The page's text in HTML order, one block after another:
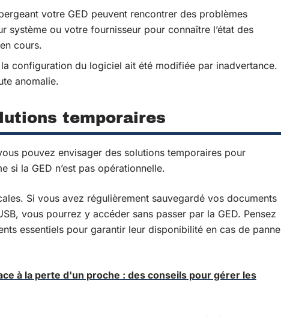
votre GED peuvent rencontrer des problèmes
système ou votre fournisseur pour connaître l’état des
cours.
configuration du logiciel ait été modifiée par inadvertance.
anomalie.
temporaires
pouvez envisager des solutions temporaires pour
si la GED n’est pas opérationnelle.
Si vous avez régulièrement sauvegardé vos documents
vous pourrez y accéder sans passer par la GED. Pensez
essentiels pour garantir leur disponibilité en cas de panne
à la perte d'un proche : des conseils pour gérer les